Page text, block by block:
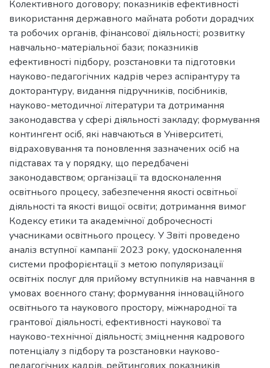
Колективного договору; показників ефективності
використання державного майната роботи дорадчих
та робочих органів, фінансової діяльності; розвитку
навчально-матеріальної бази; показників
ефективності підбору, розстановки та підготовки
науково-педагогічних кадрів через аспірантуру та
докторантуру, видання підручників, посібників,
науково-методичної літератури та дотримання
законодавства у сфері діяльності закладу; формування
контингент осіб, які навчаються в Університеті,
відраховування та поновлення зазначених осіб на
підставах та у порядку, що передбачені
законодавством; організації та вдосконалення
освітнього процесу, забезпечення якості освітньої
діяльності та якості вищої освіти; дотримання вимог
Кодексу етики та академічної доброчесності
учасниками освітнього процесу. У Звіті проведено
аналіз вступної кампанії 2023 року, удосконалення
системи профорієнтації з метою популяризації
освітніх послуг для прийому вступників на навчання в
умовах воєнного стану; формування інноваційного
освітнього та наукового простору, міжнародної та
грантової діяльності, ефективності наукової та
науково-технічної діяльності; зміцнення кадрового
потенціалу з підбору та розстановки науково-